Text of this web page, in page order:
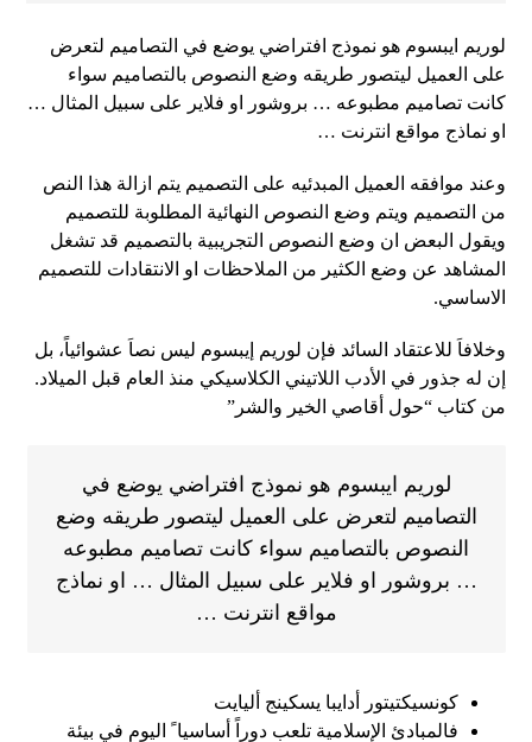
لوريم ايبسوم هو نموذج افتراضي يوضع في التصاميم لتعرض
على العميل ليتصور طريقه وضع النصوص بالتصاميم سواء
كانت تصاميم مطبوعه … بروشور او فلاير على سبيل المثال …
او نماذج مواقع انترنت …
وعند موافقه العميل المبدئيه على التصميم يتم ازالة هذا النص
من التصميم ويتم وضع النصوص النهائية المطلوبة للتصميم
ويقول البعض ان وضع النصوص التجريبية بالتصميم قد تشغل
المشاهد عن وضع الكثير من الملاحظات او الانتقادات للتصميم
الاساسي.
وخلافاَ للاعتقاد السائد فإن لوريم إيبسوم ليس نصاَ عشوائياً، بل
إن له جذور في الأدب اللاتيني الكلاسيكي منذ العام قبل الميلاد.
من كتاب “حول أقاصي الخير والشر”
لوريم ايبسوم هو نموذج افتراضي يوضع في
التصاميم لتعرض على العميل ليتصور طريقه وضع
النصوص بالتصاميم سواء كانت تصاميم مطبوعه
… بروشور او فلاير على سبيل المثال … او نماذج
مواقع انترنت …
كونسيكتيتور أدايبا يسكينج أليايت
فالمبادئ الإسلامية تلعب دوراً أساسيا ً اليوم في بيئة